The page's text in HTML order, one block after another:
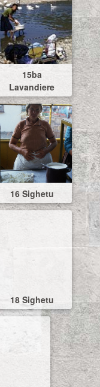
15ba
Lavandiere
16 Sighetu
18 Sighetu